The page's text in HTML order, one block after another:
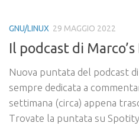
GNU/LINUX 29 MAGGIO 2022
Il podcast di
Nuova puntata del podcast
sempre dedicata a
settimana (circa) appena
Trovate la puntata su